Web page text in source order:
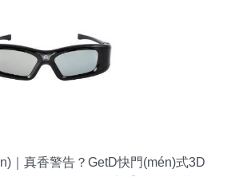
｜真香警告？GetD快門(mén)式3D